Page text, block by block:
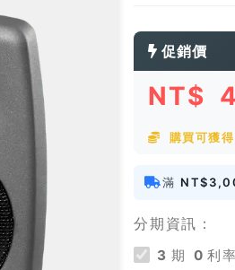
促銷價
NT$
購買可獲
滿
分期資訊：
3 期 0 利